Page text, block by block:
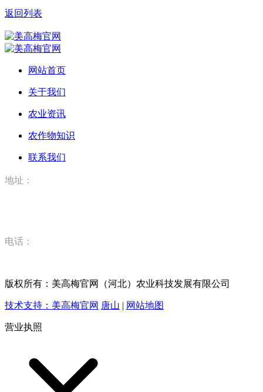
返回列表
网站首页
关于我们
农业资讯
农作物知识
联系我们
地址：
电话：
版权所有：美高梅官网（河北）农业科技发展有限公司
技术支持：美高梅官网 唐山 | 网站地图
营业执照